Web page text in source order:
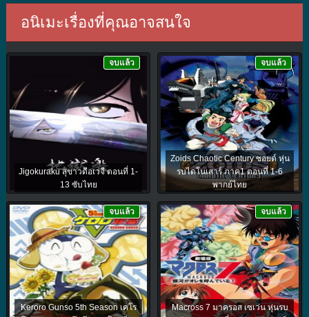
อนิเมะเรื่องที่คุณอาจสนใจ
Jigokuraku สุขาวดีอเวจี ตอนที่ 1-
13 ซับไทย
จบแล้ว
Zoids Chaotic Century ซอยด์ หุ่น
รบไดโนเสาร์ ภาค1 ตอนที่ 1-6
พากย์ไทย
จบแล้ว
Keroro Gunso 5th Season เคโร
จบแล้ว
Macross 7 มาครอส เซเว่น หุ่นรบ
จบแล้ว